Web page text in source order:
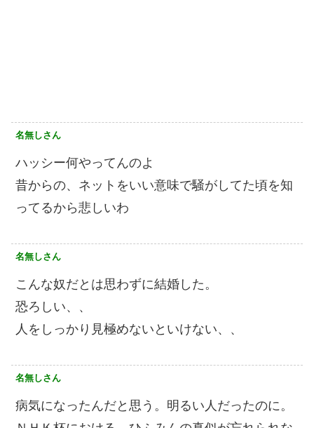
名無しさん
ハッシー何やってんのよ
昔からの、ネットをいい意味で騒がしてた頃を知
ってるから悲しいわ
名無しさん
こんな奴だとは思わずに結婚した。
恐ろしい、、
人をしっかり見極めないといけない、、
名無しさん
病気になったんだと思う。明るい人だったのに。